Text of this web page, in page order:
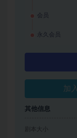
会员
永久会员
加
其他信息
剧本大小